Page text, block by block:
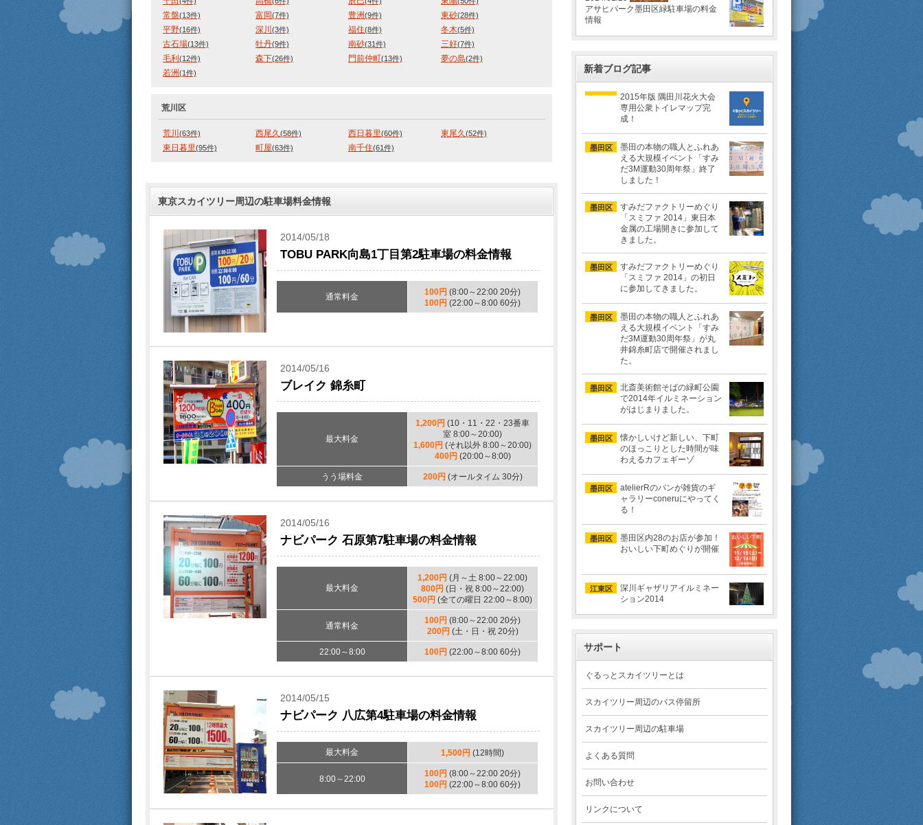
常盤(13件) 富岡(7件) 豊洲(9件) 東砂(28件)
平野(16件) 深川 (3件) 福住(8件) 冬木(5件)
古石場(13件) 牡丹(9件) 南砂(31件) 三好(7件)
毛利 (12件) 森下(26件) 門前仲町(13件) 夢の島(2件)
若洲(1件)
荒川区
荒川 (63件) 西尾久(58件) 西日暮里(60件) 東尾久(52件)
東日暮里(95件) 町屋(63件) 南千住(61件)
東京スカイツリー周辺の駐車場料金情報
2014/05/18
TOBU PARK向島1丁目第2駐車場の料金情報
通常料金 100円 (8:00～22:00 20分)
100円 (22:00～8:00 60分)
2014/05/16
ブレイク 錦糸町
最大料金
1,200円 (10・11・22・23番車
室 8:00～20:00)
1,600円 (それ以外 8:00～20:00)
400円 (20:00～8:00)
うう場料金 200円 (オールタイム 30分)
2014/05/16
ナビパーク 石原第7駐車場の料金情報
最大料金
1,200円 (月～土 8:00～22:00)
800円 (日・祝 8:00～22:00)
500円 (全ての曜日 22:00～8:00)
通常料金
100円 (8:00～22:00 20分)
200円 (土・日・祝 20分)
22:00～8:00 100円 (22:00～8:00 60分)
2014/05/15
ナビパーク 八広第4駐車場の料金情報
最大料金 1,500円 (12時間)
8:00～22:00
100円 (8:00～22:00 20分)
100円 (22:00～8:00 60分)
アサヒパーク墨田区緑駐車場の料金
情報
新着ブログ記事
2015年版 隅田川花火大会
専用公衆トイレマップ完
成！
墨田区
墨田の本物の職人とふれあ
える大規模イベント「すみ
だ3M運動30周年祭」終了
しました！
墨田区
すみだファクトリーめぐり
「スミファ 2014」東日本
金属の工場開きに参加して
きました。
墨田区
すみだファクトリーめぐり
「スミファ 2014」の初日
に参加してきました。
墨田区
墨田の本物の職人とふれあ
える大規模イベント「すみ
だ3M運動30周年祭」が丸
井錦糸町店で開催されまし
た。
墨田区
北斎美術館そばの緑町公園
で2014年イルミネーション
がはじまりました。
墨田区
懐かしいけど新しい、下町
のほっこりとした時間が味
わえるカフェギーゾ
墨田区
atelierRのパンが雑貨のギ
ャラリーconeruにやってく
る！
墨田区
墨田区内28のお店が参加！
おいしい下町めぐりが開催
江東区
深川ギャザリアイルミネー
ション2014
サポート
ぐるっとスカイツリーとは
スカイツリー周辺のバス停留所
スカイツリー周辺の駐車場
よくある質問
お問い合わせ
リンクについて